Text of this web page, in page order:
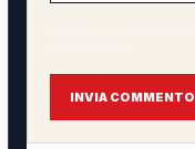
INVIA COMMENTO